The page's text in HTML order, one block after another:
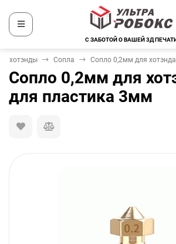
С ЗАБОТОЙ О ВАШЕЙ 3Д
хотэнды Сопла Сопло 0,2мм для
Сопло 0,2мм для
для пластика 3мм